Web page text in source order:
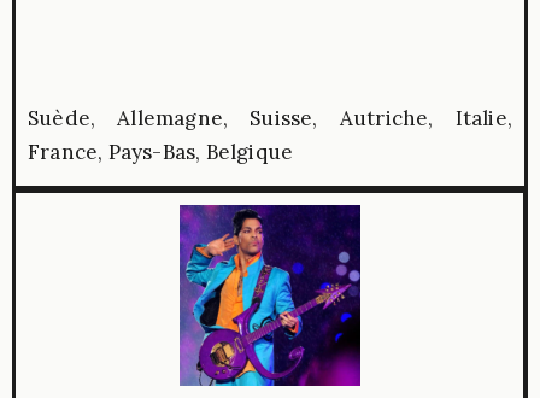
Suède, Allemagne, Suisse, Autriche, Italie,
France, Pays-Bas, Belgique